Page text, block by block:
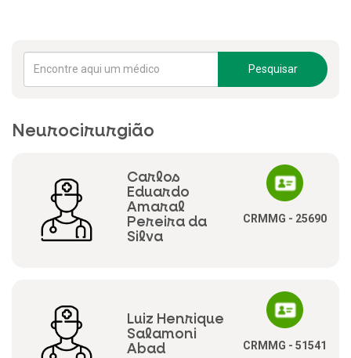
Pesquisar
Neurocirurgião
Carlos
Eduardo
Amaral
Pereira da
Silva
CRMMG - 25690
Luiz Henrique
Salamoni
Abad
CRMMG - 51541